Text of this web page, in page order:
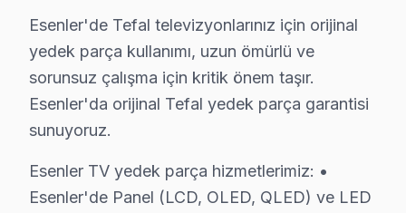
Fiziksel hasar (düşme, kırık), su baskını, yıldırım
Esenler'da Tefal onarımı → garantili, belgeli,
Esenler Tefal Servis – 30 Dakikada Kapınızda
Tefal LED TV'niz bozulduğunda saatler içinde
• Ortalama 1-2 saat içinde Esenler adresinize ulaşırız
Esenler'de Tefal televizyonlarınız için orijinal
yedek parça kullanımı, uzun ömürlü ve
sorunsuz çalışma için kritik önem taşır.
Esenler'da orijinal Tefal yedek parça garantisi
sunuyoruz.
Esenler TV yedek parça hizmetlerimiz: •
Esenler'de Panel (LCD, OLED, QLED) ve LED